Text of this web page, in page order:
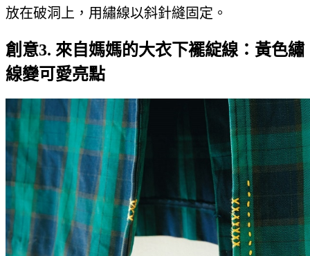
放在破洞上，用繡線以斜針縫固定。
創意3. 來自媽媽的大衣下襬綻線：黃色繡
線變可愛亮點